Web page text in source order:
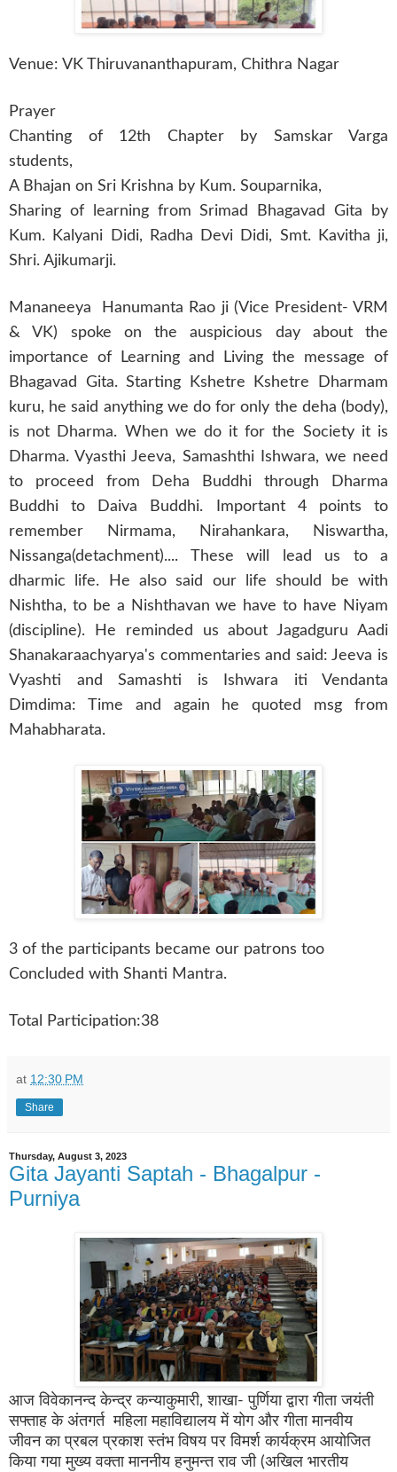
Venue: VK Thiruvananthapuram, Chithra Nagar
Prayer
Chanting of 12th Chapter by Samskar Varga
students,
A Bhajan on Sri Krishna by Kum. Souparnika,
Sharing of learning from Srimad Bhagavad Gita by
Kum. Kalyani Didi, Radha Devi Didi, Smt. Kavitha ji,
Shri. Ajikumarji.
Mananeeya Hanumanta Rao ji (Vice President- VRM
& VK) spoke on the auspicious day about the
importance of Learning and Living the message of
Bhagavad Gita. Starting Kshetre Kshetre Dharmam
kuru, he said anything we do for only the deha (body),
is not Dharma. When we do it for the Society it is
Dharma. Vyasthi Jeeva, Samashthi Ishwara, we need
to proceed from Deha Buddhi through Dharma
Buddhi to Daiva Buddhi. Important 4 points to
remember Nirmama, Nirahankara, Niswartha,
Nissanga(detachment).... These will lead us to a
dharmic life. He also said our life should be with
Nishtha, to be a Nishthavan we have to have Niyam
(discipline). He reminded us about Jagadguru Aadi
Shanakaraachyarya's commentaries and said: Jeeva is
Vyashti and Samashti is Ishwara iti Vendanta
Dimdima: Time and again he quoted msg from
Mahabharata.
3 of the participants became our patrons too
Concluded with Shanti Mantra.
Total Participation:38
at 12:30 PM
Share
Thursday, August 3, 2023
Gita Jayanti Saptah - Bhagalpur -
Purniya
आज विवेकानन्द केन्द्र कन्याकुमारी,शाखा- पुर्णिया द्वारा गीता जयंती
सफ्ताह के अंतगर्त महिला महाविद्यालय में योग और गीता मानवीय
जीवन का प्रबल प्रकाश स्तंभ विषय पर विमर्श कार्यक्रम आयोजित
किया गया मुख्य वक्ता माननीय हनुमन्त राव जी (अखिल भारतीय